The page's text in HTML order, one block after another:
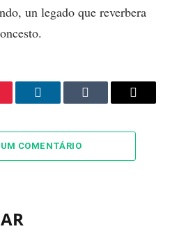
un legado que reverbera
LinkedInTumblr Email
COMENTÁRIO